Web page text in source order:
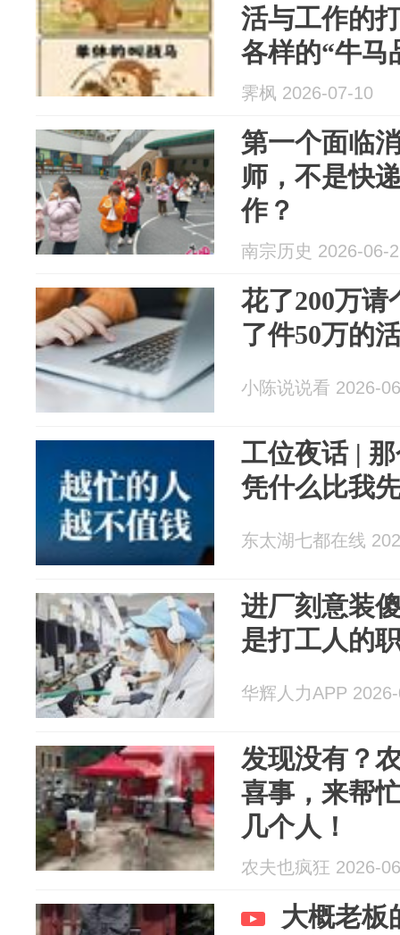
活与工作的
各样的“牛马
霁枫 2026-07-10
第一个面临
师，不是快
作？
南宗历史 2026-06-
花了200万请
了件50万的
小陈说说看 2026-
工位夜话 |
凭什么比我
东太湖七都在线
进厂刻意装
是打工人的
华辉人力APP
发现没有？
喜事，来帮
几个人！
农夫也疯狂 2026-
大概老板